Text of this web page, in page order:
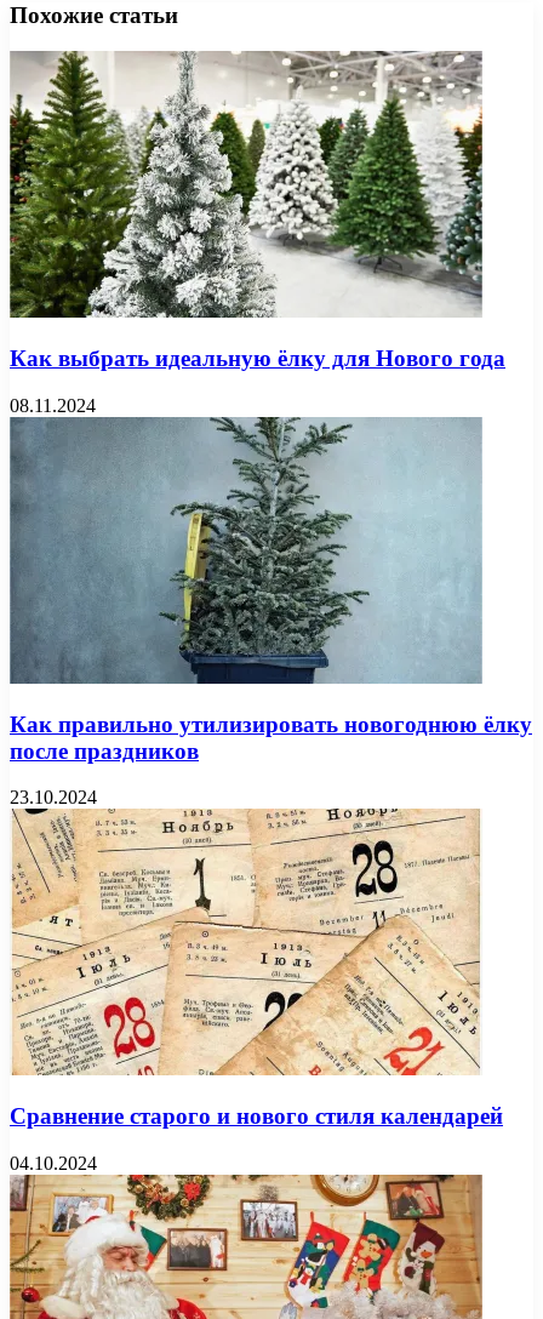
Похожие статьи
Как выбрать идеальную ёлку для Нового года
08.11.2024
Как правильно утилизировать новогоднюю ёлку
после праздников
23.10.2024
Сравнение старого и нового стиля календарей
04.10.2024